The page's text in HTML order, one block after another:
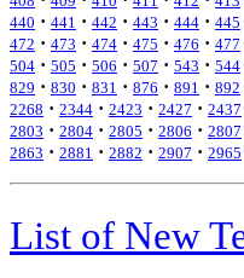
440 · 441 · 442 · 443 · 444 · 445
472 · 473 · 474 · 475 · 476 · 477
504 · 505 · 506 · 507 · 543 · 544
829 · 830 · 831 · 876 · 891 · 892
2268 · 2344 · 2423 · 2427 · 2437
2803 · 2804 · 2805 · 2806 · 2807
2863 · 2881 · 2882 · 2907 · 2965
List of New